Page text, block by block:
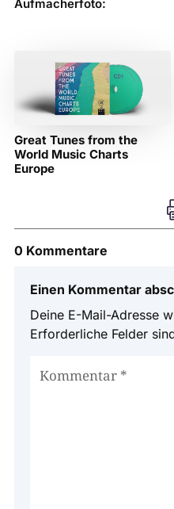
Aufmacherfoto:
Great Tunes from the
World Music Charts
Europe
0 Kommentare
Einen Kommentar
Deine E-Mail-Adresse
Erforderliche Felder